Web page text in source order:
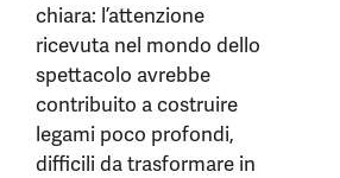
chiara: l’attenzione
ricevuta nel mondo dello
spettacolo avrebbe
contribuito a costruire
legami poco profondi,
difficili da trasformare in